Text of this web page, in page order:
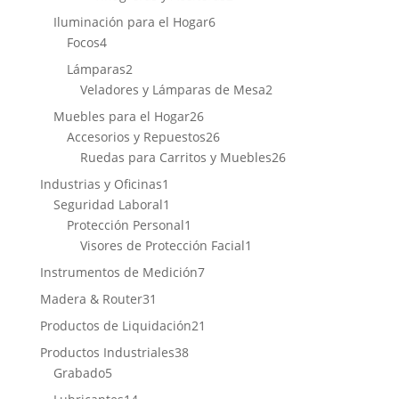
Iluminación para el Hogar66
Focos44
productos
Lámparas22
productos
Veladores y Lámparas de Mesa22
Muebles para el Hogar2626
productos
Accesorios y Repuestos2626
productos
Ruedas para Carritos y Muebles2626
Industrias y Oficinas1
Seguridad Laboral1
producto
Protección Personal1
producto
Visores de Protección Facial1
Instrumentos de Medición77
Madera & Router31
productos
Productos de Liquidación21
Productos Industriales3838
Grabado55
productos